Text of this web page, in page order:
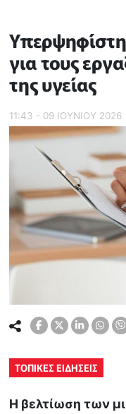
για τους
της υγείας
11:43 - 09 ΙΟΥΝΙΟΥ 2026
ΤΟΠΙΚΕΣ ΕΙΔΗΣΕΙΣ
Η βελτίωση των